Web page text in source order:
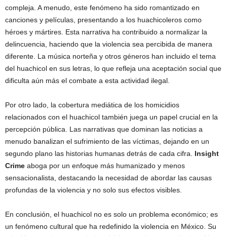
compleja. A menudo, este fenómeno ha sido romantizado en
canciones y películas, presentando a los huachicoleros como
héroes y mártires. Esta narrativa ha contribuido a normalizar la
delincuencia, haciendo que la violencia sea percibida de manera
diferente. La música norteña y otros géneros han incluido el tema
del huachicol en sus letras, lo que refleja una aceptación social que
dificulta aún más el combate a esta actividad ilegal.
Por otro lado, la cobertura mediática de los homicidios
relacionados con el huachicol también juega un papel crucial en la
percepción pública. Las narrativas que dominan las noticias a
menudo banalizan el sufrimiento de las víctimas, dejando en un
segundo plano las historias humanas detrás de cada cifra. Insight
Crime aboga por un enfoque más humanizado y menos
sensacionalista, destacando la necesidad de abordar las causas
profundas de la violencia y no solo sus efectos visibles.
En conclusión, el huachicol no es solo un problema económico; es
un fenómeno cultural que ha redefinido la violencia en México. Su